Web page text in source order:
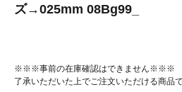
ズ→025mm 08Bg99_
※※※事前の在庫確認はできません※※※
了承いただいた上でご注文いただける商品で